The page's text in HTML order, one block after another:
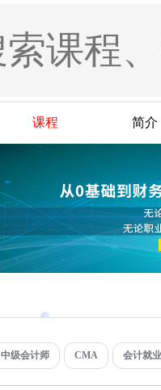
课程 简介
中级会计师 CMA 会计就